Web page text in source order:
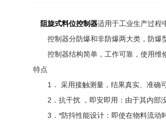
阻旋式料位控制器适用于工业生产过程
控制器分防爆和非防爆两大类，防爆
控制器结构简单，工作可靠，使用维
特点
1． 采用接触测量，结果真实、准确可
2．抗干扰 ，即安即用：由于其内部没
3．*防抖性能设计：即使在物料流动时